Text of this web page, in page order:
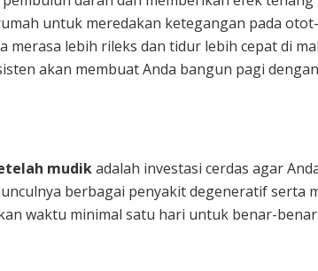
untuk meredakan ketegangan pada
lebih rileks dan tidur lebih cepat di
akan membuat Anda bangun pagi
mudikadalah investasi cerdas agar
berbagai penyakit degeneratif serta
waktu minimal satu hari untuk benar-